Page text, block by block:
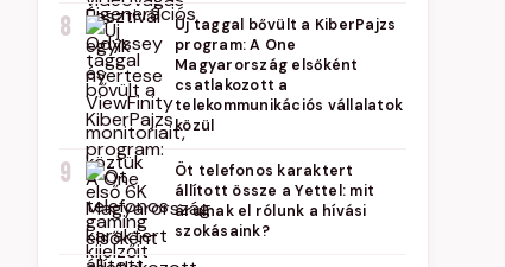
8
Új taggal bővült a KiberPajzs
program: A One
Magyarország elsőként
csatlakozott a
telekommunikációs vállalatok
közül
9
Öt telefonos karaktert
állított össze a Yettel: mit
árulnak el rólunk a hívási
szokásaink?